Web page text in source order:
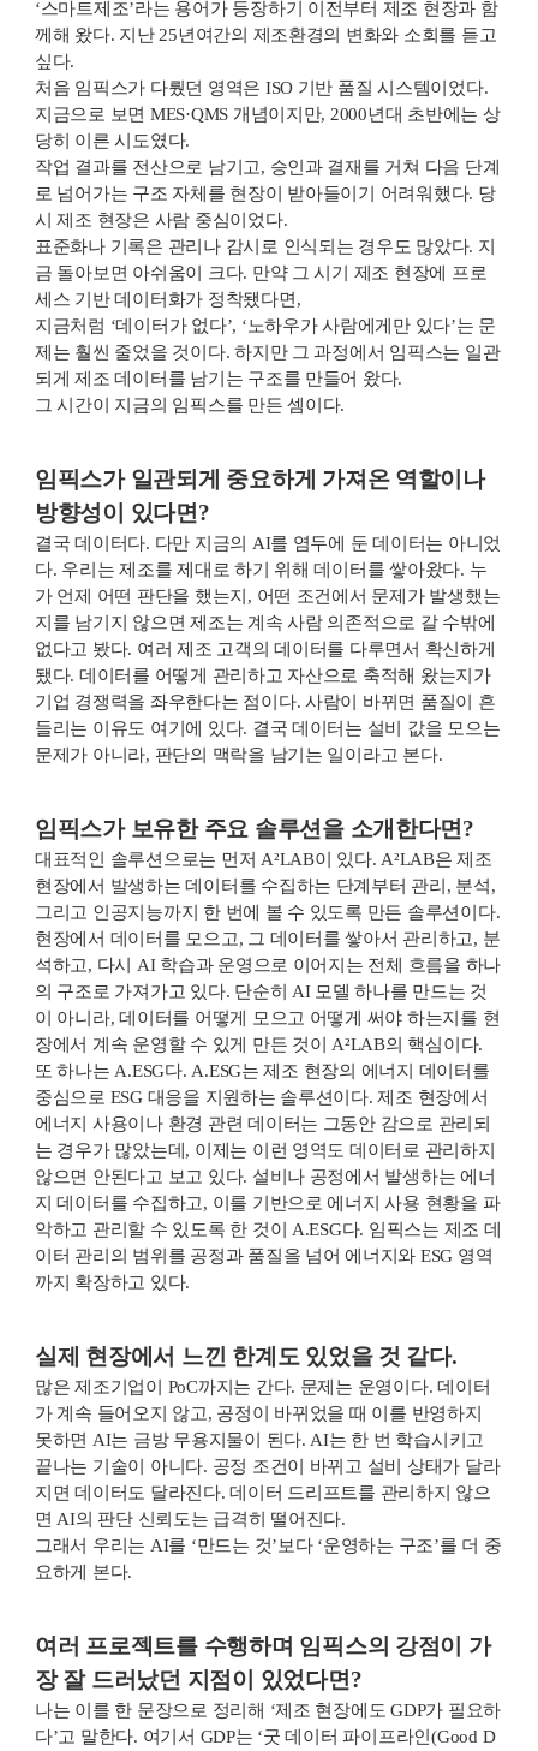
‘스마트제조’라는 용어가 등장하기 이전부터 제조 현장과 함
께해 왔다. 지난 25년여간의 제조환경의 변화와 소회를 듣고
싶다.
처음 임픽스가 다뤘던 영역은 ISO 기반 품질 시스템이었다.
지금으로 보면 MES·QMS 개념이지만, 2000년대 초반에는 상
당히 이른 시도였다.
작업 결과를 전산으로 남기고, 승인과 결재를 거쳐 다음 단계
로 넘어가는 구조 자체를 현장이 받아들이기 어려워했다. 당
시 제조 현장은 사람 중심이었다.
표준화나 기록은 관리나 감시로 인식되는 경우도 많았다. 지
금 돌아보면 아쉬움이 크다. 만약 그 시기 제조 현장에 프로
세스 기반 데이터화가 정착됐다면,
지금처럼 ‘데이터가 없다’, ‘노하우가 사람에게만 있다’는 문
제는 훨씬 줄었을 것이다. 하지만 그 과정에서 임픽스는 일관
되게 제조 데이터를 남기는 구조를 만들어 왔다.
그 시간이 지금의 임픽스를 만든 셈이다.
임픽스가 일관되게 중요하게 가져온 역할이나
방향성이 있다면?
결국 데이터다. 다만 지금의 AI를 염두에 둔 데이터는 아니었
다. 우리는 제조를 제대로 하기 위해 데이터를 쌓아왔다. 누
가 언제 어떤 판단을 했는지, 어떤 조건에서 문제가 발생했는
지를 남기지 않으면 제조는 계속 사람 의존적으로 갈 수밖에
없다고 봤다. 여러 제조 고객의 데이터를 다루면서 확신하게
됐다. 데이터를 어떻게 관리하고 자산으로 축적해 왔는지가
기업 경쟁력을 좌우한다는 점이다. 사람이 바뀌면 품질이 흔
들리는 이유도 여기에 있다. 결국 데이터는 설비 값을 모으는
문제가 아니라, 판단의 맥락을 남기는 일이라고 본다.
임픽스가 보유한 주요 솔루션을 소개한다면?
대표적인 솔루션으로는 먼저 A²LAB이 있다. A²LAB은 제조
현장에서 발생하는 데이터를 수집하는 단계부터 관리, 분석,
그리고 인공지능까지 한 번에 볼 수 있도록 만든 솔루션이다.
현장에서 데이터를 모으고, 그 데이터를 쌓아서 관리하고, 분
석하고, 다시 AI 학습과 운영으로 이어지는 전체 흐름을 하나
의 구조로 가져가고 있다. 단순히 AI 모델 하나를 만드는 것
이 아니라, 데이터를 어떻게 모으고 어떻게 써야 하는지를 현
장에서 계속 운영할 수 있게 만든 것이 A²LAB의 핵심이다.
또 하나는 A.ESG다. A.ESG는 제조 현장의 에너지 데이터를
중심으로 ESG 대응을 지원하는 솔루션이다. 제조 현장에서
에너지 사용이나 환경 관련 데이터는 그동안 감으로 관리되
는 경우가 많았는데, 이제는 이런 영역도 데이터로 관리하지
않으면 안된다고 보고 있다. 설비나 공정에서 발생하는 에너
지 데이터를 수집하고, 이를 기반으로 에너지 사용 현황을 파
악하고 관리할 수 있도록 한 것이 A.ESG다. 임픽스는 제조 데
이터 관리의 범위를 공정과 품질을 넘어 에너지와 ESG 영역
까지 확장하고 있다.
실제 현장에서 느낀 한계도 있었을 것 같다.
많은 제조기업이 PoC까지는 간다. 문제는 운영이다. 데이터
가 계속 들어오지 않고, 공정이 바뀌었을 때 이를 반영하지
못하면 AI는 금방 무용지물이 된다. AI는 한 번 학습시키고
끝나는 기술이 아니다. 공정 조건이 바뀌고 설비 상태가 달라
지면 데이터도 달라진다. 데이터 드리프트를 관리하지 않으
면 AI의 판단 신뢰도는 급격히 떨어진다.
그래서 우리는 AI를 ‘만드는 것’보다 ‘운영하는 구조’를 더 중
요하게 본다.
여러 프로젝트를 수행하며 임픽스의 강점이 가
장 잘 드러났던 지점이 있었다면?
나는 이를 한 문장으로 정리해 ‘제조 현장에도 GDP가 필요하
다’고 말한다. 여기서 GDP는 ‘굿 데이터 파이프라인(Good D